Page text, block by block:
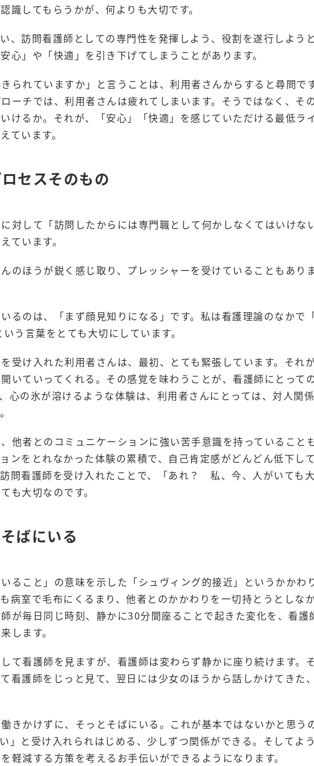
識してもらうかが、何よりも大切です。
、訪問看護師としての専門性を発揮しよう、役割を遂行しよう
心」や「快適」を引き下げてしまうことがあります。
られていますか」と言うことは、利用者さんからすると尋問です
ーチでは、利用者さんは疲れてしまいます。そうではなく、そ
けるか。それが、「安心」「快適」を感じていただける最低ラ
ています。
セスそのもの
対して「訪問したからには専門職として何かしなくてはいけない
ています。
のほうが鋭く感じ取り、プレッシャーを受けていることもあり
るのは、「まず顔見知りになる」です。私は看護理論のなかで
いう言葉をとても大切にしています。
受け入れた利用者さんは、最初、とても緊張しています。それが
いていってくれる。その感覚を味わうことが、看護師にとって
心の氷が溶けるような体験は、利用者さんにとっては、対人関
他者とのコミュニケーションに強い苦手意識を持っていること
ンをとれなかった体験の累積で、自己肯定感がどんどん低下し
問看護師を受け入れたことで、「あれ？ 私、今、人がいても
も大切なのです。
ばにいる
ること」の意味を示した「シュヴィング的接近」というかかわ
病室で毛布にくるまり、他者とのかかわりを一切持とうとしな
が毎日同じ時刻、静かに30分間座ることで起きた変化を、看護
します。
て看護師を見ますが、看護師は変わらず静かに座り続けます。
看護師をじっと見て、翌日には少女のほうから話しかけてきた
きかけずに、そっとそばにいる。これが基本ではないかと思う
」と受け入れられはじめる、少しずつ関係ができる。そしてよ
軽減する方策を考えるお手伝いができるようになります。